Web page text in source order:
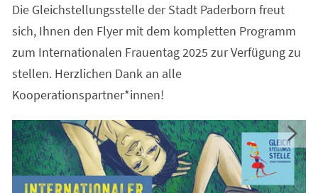
Die Gleichstellungsstelle der Stadt Paderborn freut
sich, Ihnen den Flyer mit dem kompletten Programm
zum Internationalen Frauentag 2025 zur Verfügung zu
stellen. Herzlichen Dank an alle
Kooperationspartner*innen!